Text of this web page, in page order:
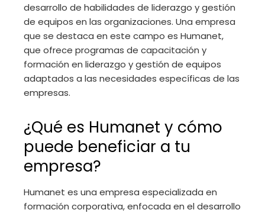
desarrollo de habilidades de liderazgo y gestión
de equipos en las organizaciones. Una empresa
que se destaca en este campo es Humanet,
que ofrece programas de capacitación y
formación en liderazgo y gestión de equipos
adaptados a las necesidades específicas de las
empresas.
¿Qué es Humanet y cómo
puede beneficiar a tu
empresa?
Humanet es una empresa especializada en
formación corporativa, enfocada en el desarrollo